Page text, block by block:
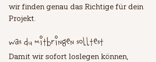
wir finden genau das Richtige für dein
Projekt.
Was du mitbringen solltest
Damit wir sofort loslegen können,